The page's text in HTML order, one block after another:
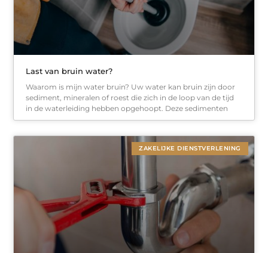
Last van bruin water?
Waarom is mijn water bruin? Uw water kan bruin zijn door
sediment, mineralen of roest die zich in de loop van de tijd
in de waterleiding hebben opgehoopt. Deze sedimenten
ZAKELIJKE DIENSTVERLENING